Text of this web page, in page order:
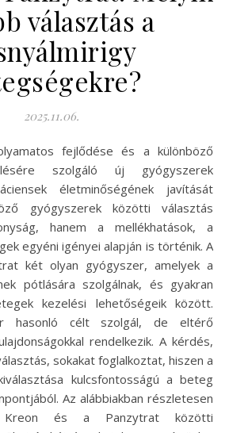
választás a
2025.11.06.
szolgáló új gyógyszerek
életminőségének javítását
gyógyszerek közötti választás
hanem a mellékhatások, a
egyéni igényei alapján is történik. A
két olyan gyógyszer, amelyek a
pótlására szolgálnak, és gyakran
kezelési lehetőségeik között.
hasonló célt szolgál, de eltérő
rendelkezik. A kérdés,
sokakat foglalkoztat, hiszen a
kulcsfontosságú a beteg
Az alábbiakban részletesen
Kreon és a Panzytrat közötti